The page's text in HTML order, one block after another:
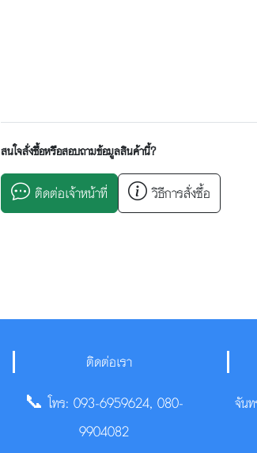
สนใจสั่งซื้อหรือสอบถามข้อมูลสินค้านี้?
ติดต่อเจ้าหน้าที่ วิธีการสั่งซื้อ
ติดต่อเรา
📞 โทร: 093-6959624, 080-
9904082
จัน